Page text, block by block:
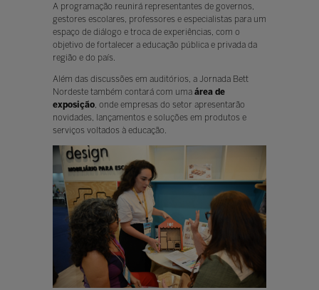
A programação reunirá representantes de governos,
gestores escolares, professores e especialistas para um
espaço de diálogo e troca de experiências, com o
objetivo de fortalecer a educação pública e privada da
região e do país.
Além das discussões em auditórios, a Jornada Bett
Nordeste também contará com uma área de
exposição, onde empresas do setor apresentarão
novidades, lançamentos e soluções em produtos e
serviços voltados à educação.